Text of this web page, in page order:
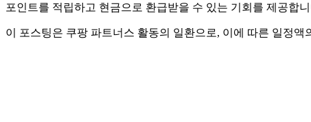
포인트를 적립하고 현금으로 환급받을 수 있는 기회를 제공합
이 포스팅은 쿠팡 파트너스 활동의 일환으로, 이에 따른 일정액